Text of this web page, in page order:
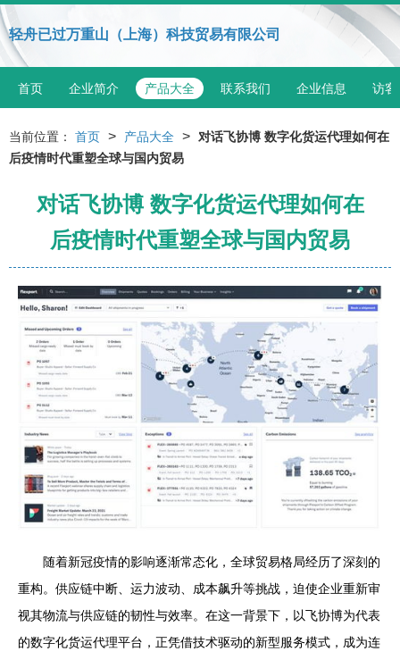
轻舟已过万重山（上海）科技贸易有限公司
首页 企业简介 产品大全 联系我们 企业信息 访客
当前位置： 首页 > 产品大全 >
对话飞协博 数字化货运代理如何在
后疫情时代重塑全球与国内贸易
对话飞协博 数字化货运代理如何在
后疫情时代重塑全球与国内贸易
随着新冠疫情的影响逐渐常态化，全球贸易格局经历了深刻的
重构。供应链中断、运力波动、成本飙升等挑战，迫使企业重新审
视其物流与供应链的韧性与效率。在这一背景下，以飞协博为代表
的数字化货运代理平台，正凭借技术驱动的新型服务模式，成为连